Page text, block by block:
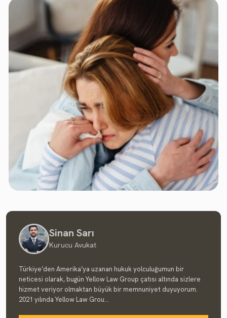
Sinan Sarı
Kurucu Avukat
Türkiye’den Amerika’ya uzanan hukuk yolculuğumun bir
neticesi olarak, bugün Yellow Law Group çatısı altında sizlere
hizmet veriyor olmaktan büyük bir memnuniyet duyuyorum.
2021 yılında Yellow Law Grou...